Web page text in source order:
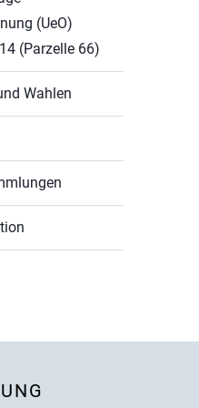
(UeO)
(Parzelle 66)
Wahlen